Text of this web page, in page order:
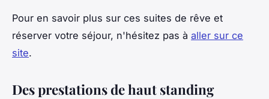
Pour en savoir plus sur ces suites de rêve et
réserver votre séjour, n'hésitez pas à aller sur ce
site.
Des prestations de haut standing